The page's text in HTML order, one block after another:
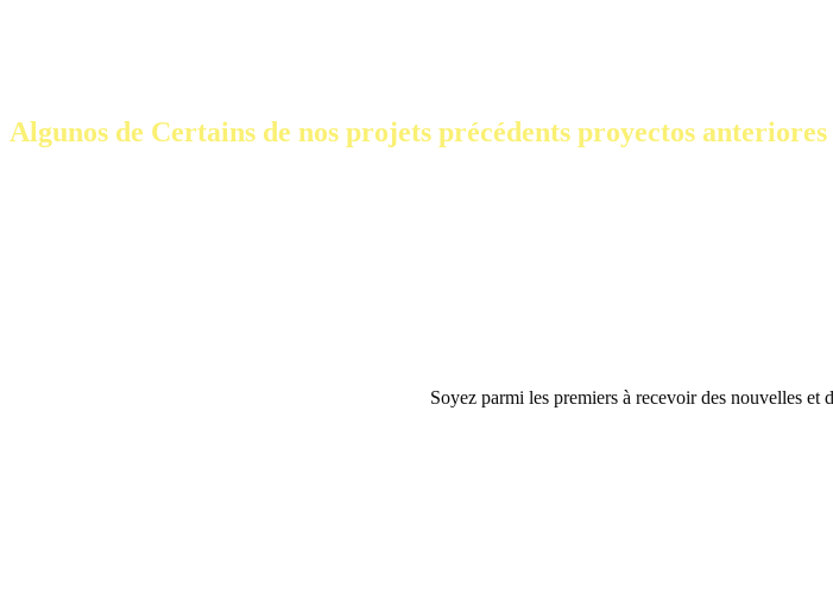
Algunos de Certains de nos projets précédents proyectos anteriores
Soyez parmi les premiers à recevoir des nouvelles et